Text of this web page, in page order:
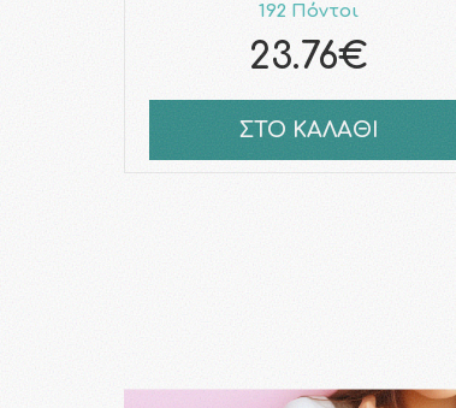
192 Πόντοι
23.76€
ΣΤΟ ΚΑΛΑΘΙ